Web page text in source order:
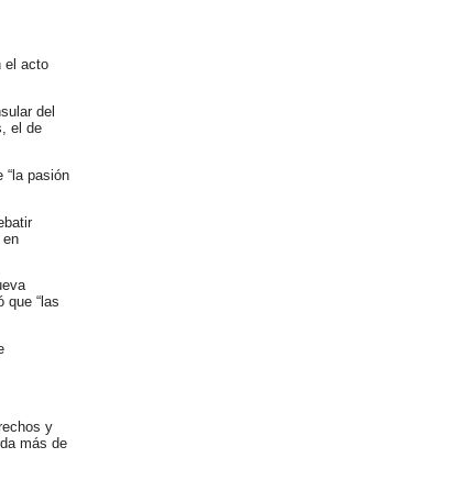
el acto
del
el de
“la pasión
en
que “las
y
más de